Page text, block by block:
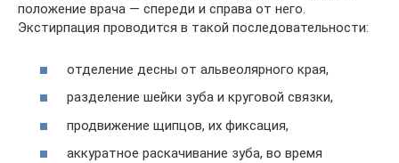
положение врача — спереди и справа от него.
Экстирпация проводится в такой последовательности:
отделение десны от альвеолярного края,
разделение шейки зуба и круговой связки,
продвижение щипцов, их фиксация,
аккуратное раскачивание зуба, во время